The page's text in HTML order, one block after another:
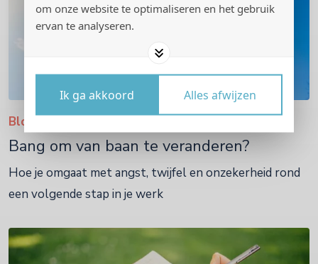
om onze website te optimaliseren en het gebruik
ervan te analyseren.
Ik ga akkoord Alles afwijzen
Blog
Bang om van baan te veranderen?
Hoe je omgaat met angst, twijfel en onzekerheid rond
een volgende stap in je werk